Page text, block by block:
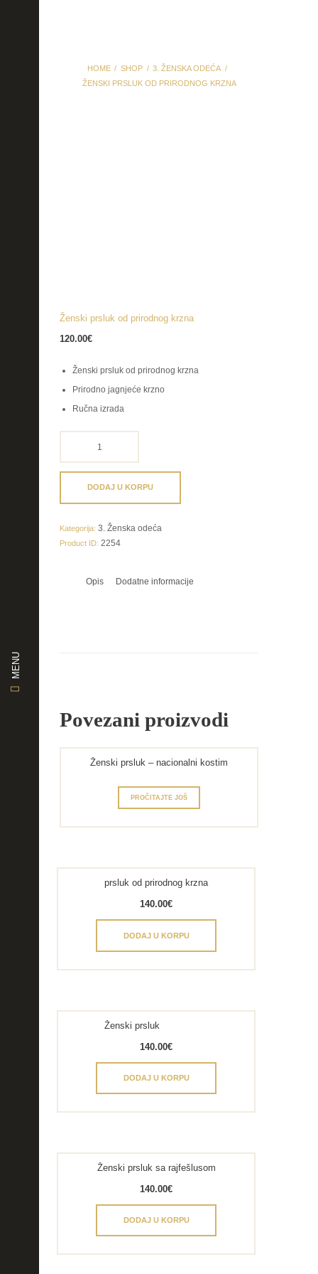
MENU
HOME SHOP
3. ŽENSKA ODEĆA
ŽENSKI PRSLUK OD PRIRODNOG KRZNA
Ženski prsluk od prirodnog krzna
120.00€
Ženski prsluk od prirodnog krzna
Prirodno jagnjeće krzno
Ručna izrada
prirodnogDODAJ U KORPU
Kategorija: 3. Ženska odeća
Product ID: 2254
Opis Dodatne informacije
Povezani proizvodi
Ženski prsluk – nacionalni kostim
PROČITAJTE JOŠ
prsluk od prirodnog krzna
140.00€
DODAJ U KORPU
Ženski prsluk
140.00€
DODAJ U KORPU
Ženski prsluk sa rajfešlusom
140.00€
DODAJ U KORPU